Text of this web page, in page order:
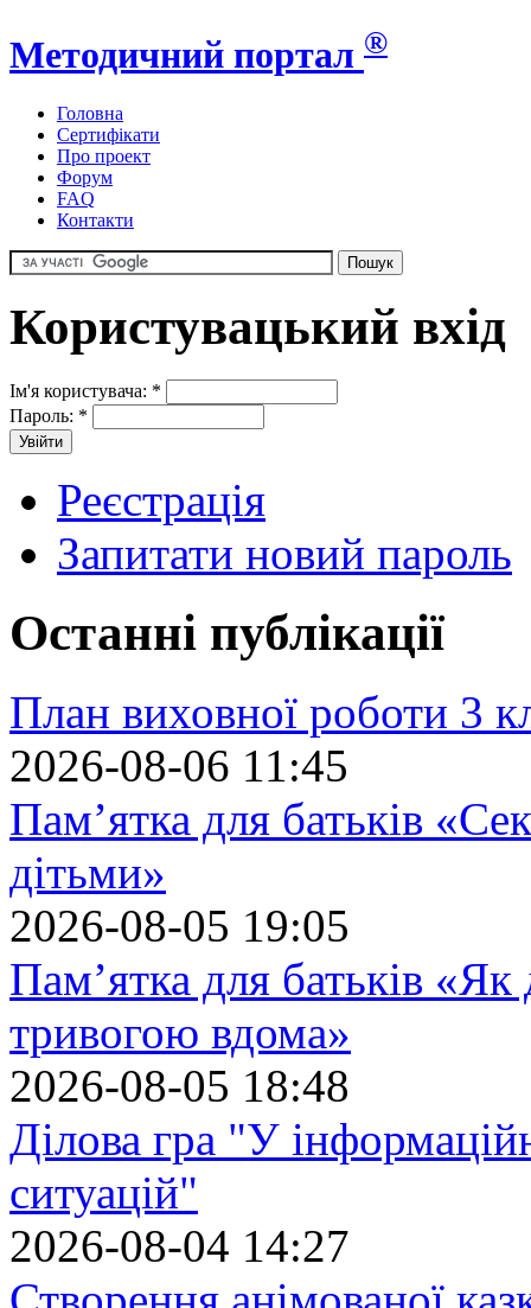
Методичний портал ®
Головна
Сертифікати
Про проект
Форум
FAQ
Контакти
Користувацький вхід
Ім'я користувача: *
Пароль: *
Реєстрація
Запитати новий пароль
Останні публікації
План виховної роботи 3
2026-08-06 11:45
Пам’ятка для батьків
дітьми»
2026-08-05 19:05
Пам’ятка для батьків
тривогою вдома»
2026-08-05 18:48
Ділова гра "У
ситуацій"
2026-08-04 14:27